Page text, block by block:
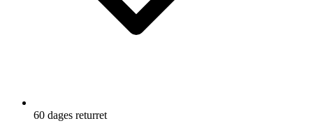
60 dages returret